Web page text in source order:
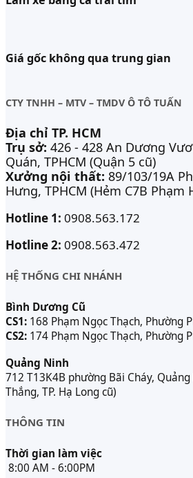
Giá gốc không qua trung gian
CTY TNHH – MTV – TMDV Ô TÔ TUẤN
Địa chỉ TP. HCM
Trụ sở: 426 - 428 An Dương
Quán, TPHCM (Quận 5 cũ)
Xưởng nội thất: 89/103/19A
Hưng, TPHCM (Hẻm C7B Phạm
Hotline 1: 0908.563.172
Hotline 2: 0908.563.472
HỆ THỐNG CHI NHÁNH
Bình Dương Cũ
CS1: 168 Phạm Ngọc Thạch, Phường
CS2: 174 Phạm Ngọc Thạch, Phường
Quảng Ninh
712 T13K4B phường Bãi Cháy,
Thắng, TP. Hạ Long cũ)
THÔNG TIN
Thời gian làm việc
8:00 AM - 6:00PM